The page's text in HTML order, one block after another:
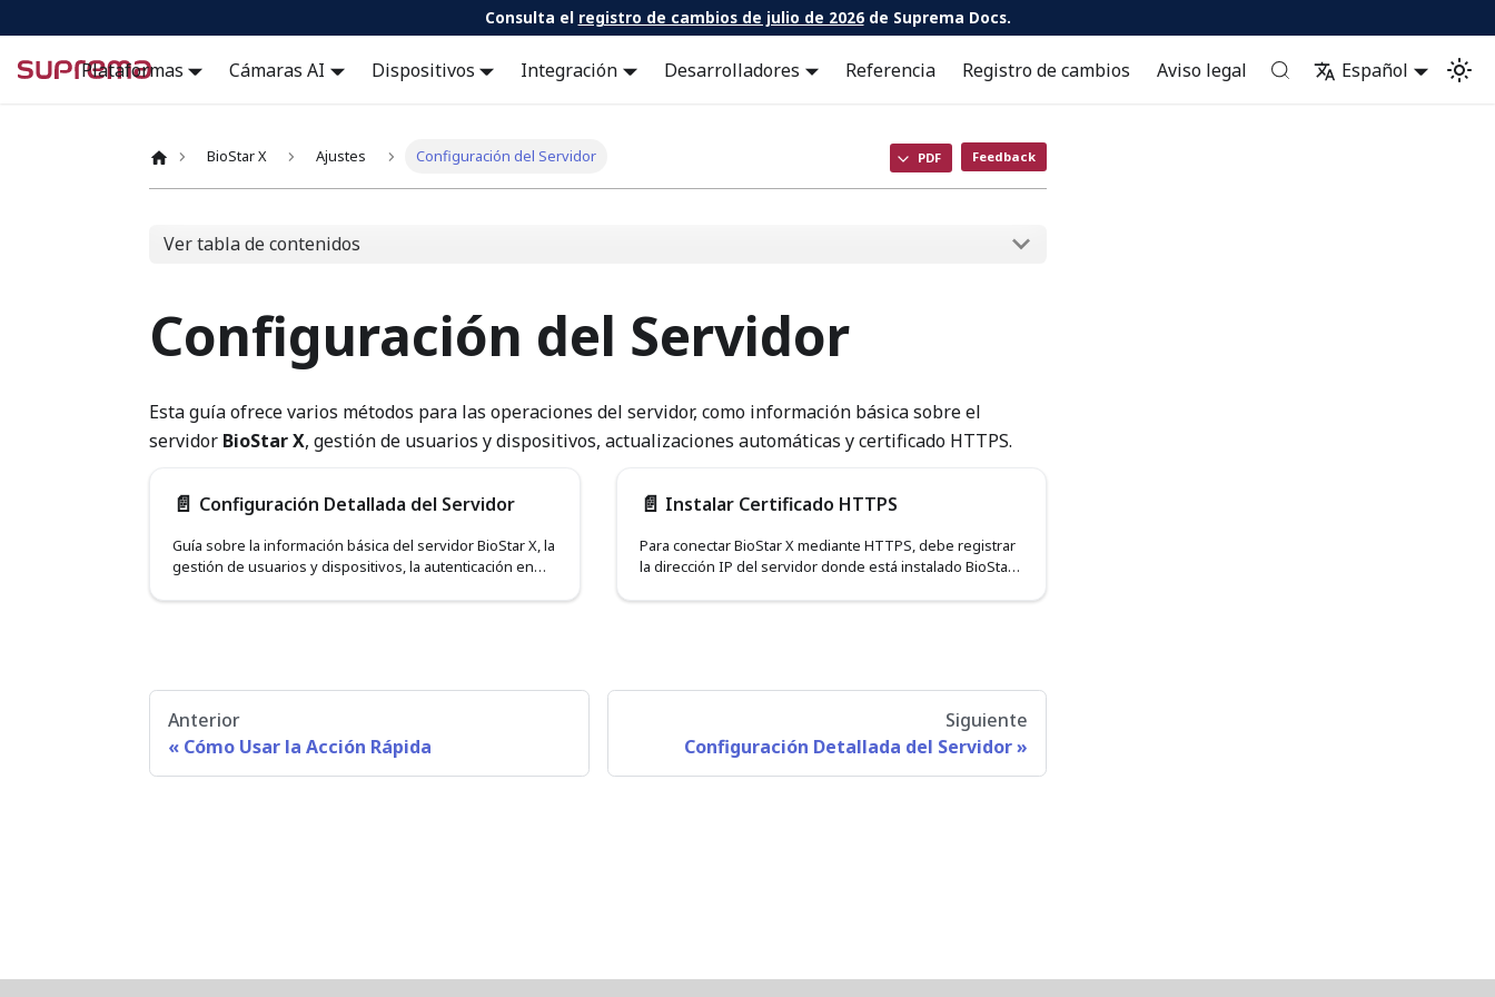
Consulta el registro de cambios de julio de 2026de Suprema Docs.
Docs
Plataformas Cámaras AI Dispositivos Integración Desarrolladores Referencia Registro de cambios Aviso legal Español
BioStar X Ajustes Configuración del Servidor PDF Feedback
Ver tabla de contenidos
Configuración del Servidor
Esta guía ofrece varios métodos para las operaciones del servidor, como información básica sobre el
servidor BioStar X, gestión de usuarios y dispositivos, actualizaciones automáticas y certificado HTTPS.
📄️ Configuración Detallada del Servidor
Guía sobre la información básica del servidor BioStar X, la
gestión de usuarios y dispositivos, la autenticación en
configuración para guardar imágenes faciales.
📄️ Instalar Certificado HTTPS
Para conectar BioStar X mediante HTTPS, debe registrar
la dirección IP del servidor donde está instalado BioStar
Anterior
Cómo Usar la Acción Rápida
Siguiente
Configuración Detallada del Servidor